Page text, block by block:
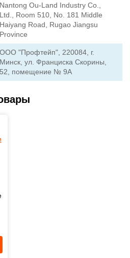
Nantong Ou-Land Industry Co.,
Ltd., Room 510, No. 181 Middle
Haiyang Road, Rugao Jiangsu
Province
ООО "Профтейп", 220084, г.
Минск, ул. Франциска Скорины,
52, помещение № 9А